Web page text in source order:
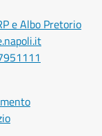
e Albo Pretorio